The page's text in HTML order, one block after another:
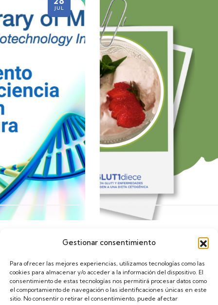
Gestionar consentimiento
Para ofrecer las mejores experiencias, utilizamos tecnologías como las
cookies para almacenar y/o acceder a la información del dispositivo. El
consentimiento de estas tecnologías nos permitirá procesar datos como
el comportamiento de navegación o las identificaciones únicas en este
sitio. No consentir o retirar el consentimiento, puede afectar